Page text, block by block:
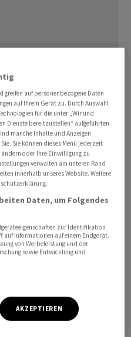
die Ölpreise einen Teil
ab. Marktbeobachter
der
(IEA). Diese habe die
dürfte das globale
Rohöl 2024 nur etwa halb
zuvor.
Ölpreise nur wenig
Notierungen durch die
im Nahen Osten. Israel
an einer geplanten
im Süden des
In der Stadt befinden
greifen auf personenbezogene Daten
auf Ihrem Gerät zu. Durch Auswahl
für die unter „Wir und
Dienste bereitzustellen“ aufgeführten
manche Inhalte und Anzeigen
Sie können dieses Menü jederzeit
oder Ihre Einwilligung zu
verwalten am unteren Rand
innerhalb unseres Website. Weitere
Daten, um Folgendes
zur Identifikation
auf Informationen auf einem Endgerät.
von Werbeleistung und der
sowie Entwicklung und
AKZEPTIEREN